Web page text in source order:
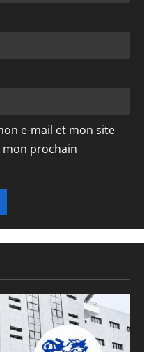
e-mail et mon site
prochain